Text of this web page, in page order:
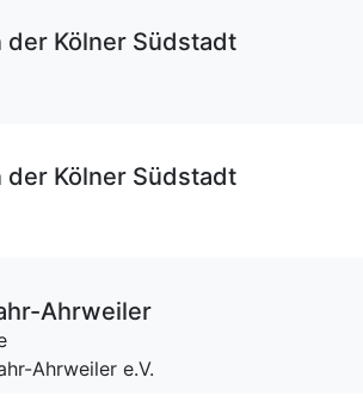
Kölner Südstadt
Kölner Südstadt
Ahrweiler
Ahrweiler e.V.